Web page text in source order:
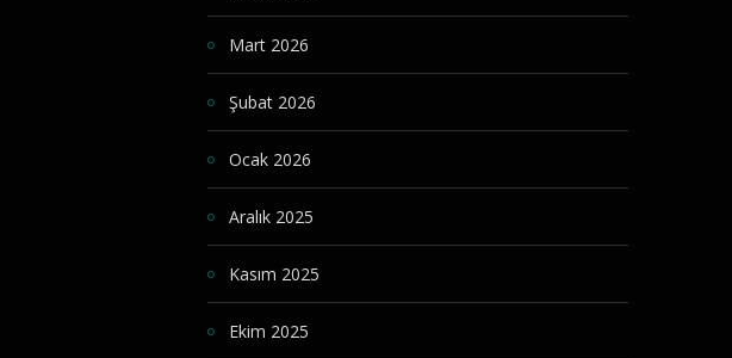
Mart 2026
Şubat 2026
Ocak 2026
Aralık 2025
Kasım 2025
Ekim 2025